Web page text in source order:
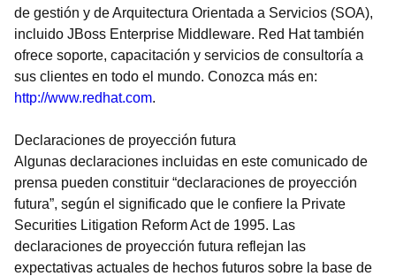
de gestión y de Arquitectura Orientada a Servicios (SOA),
incluido JBoss Enterprise Middleware. Red Hat también
ofrece soporte, capacitación y servicios de consultoría a
sus clientes en todo el mundo. Conozca más en:
http://www.redhat.com.
Declaraciones de proyección futura
Algunas declaraciones incluidas en este comunicado de
prensa pueden constituir “declaraciones de proyección
futura”, según el significado que le confiere la Private
Securities Litigation Reform Act de 1995. Las
declaraciones de proyección futura reflejan las
expectativas actuales de hechos futuros sobre la base de